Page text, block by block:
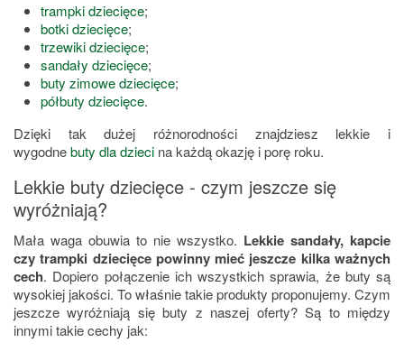
trampki dziecięce;
botki dziecięce;
trzewiki dziecięce;
sandały dziecięce;
buty zimowe dziecięce;
półbuty dziecięce.
Dzięki tak dużej różnorodności znajdziesz lekkie i
wygodnebuty dla dzieci na każdą okazję i porę roku.
Lekkie buty dziecięce - czym jeszcze się
wyróżniają?
Mała waga obuwia to nie wszystko. Lekkie sandały, kapcie
czy trampki dziecięce powinny mieć jeszcze kilka ważnych
cech. Dopiero połączenie ich wszystkich sprawia, że buty są
wysokiej jakości. To właśnie takie produkty proponujemy. Czym
jeszcze wyróżniają się buty z naszej oferty? Są to między
innymi takie cechy jak: